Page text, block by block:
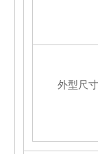
外型尺寸